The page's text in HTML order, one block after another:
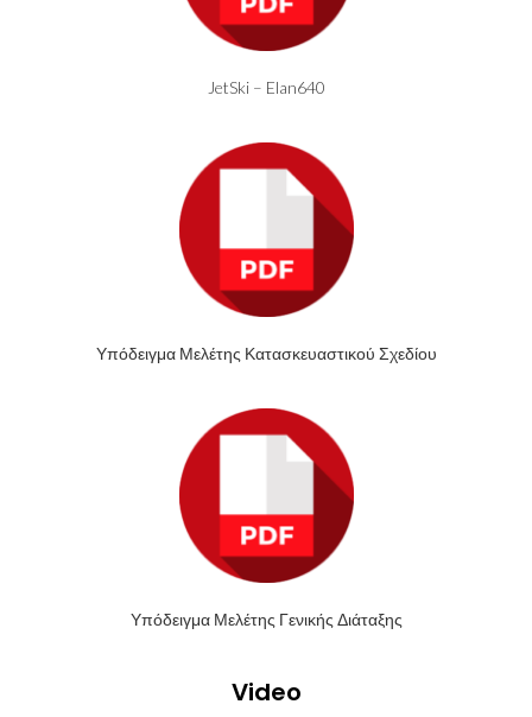
JetSki – Elan640
Υπόδειγμα Μελέτης Κατασκευαστικού Σχεδίου
Υπόδειγμα Μελέτης Γενικής Διάταξης
Video